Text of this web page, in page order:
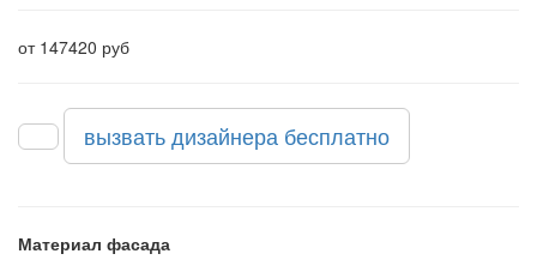
от 147420 руб
вызвать дизайнера бесплатно
Материал фасада